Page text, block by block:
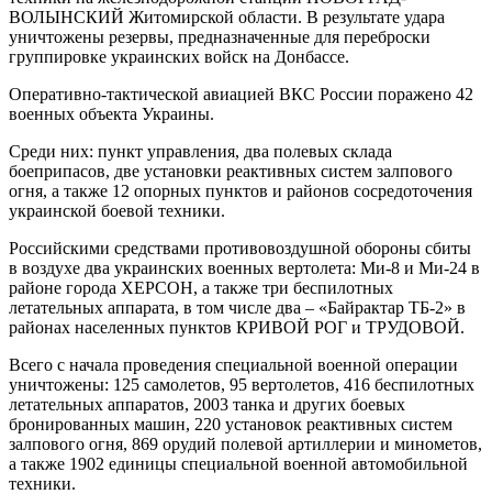
ВОЛЫНСКИЙ Житомирской области. В результате удара
уничтожены резервы, предназначенные для переброски
группировке украинских войск на Донбассе.
Оперативно-тактической авиацией ВКС России поражено 42
военных объекта Украины.
Среди них: пункт управления, два полевых склада
боеприпасов, две установки реактивных систем залпового
огня, а также 12 опорных пунктов и районов сосредоточения
украинской боевой техники.
Российскими средствами противовоздушной обороны сбиты
в воздухе два украинских военных вертолета: Ми-8 и Ми-24 в
районе города ХЕРСОН, а также три беспилотных
летательных аппарата, в том числе два – «Байрактар ТБ-2» в
районах населенных пунктов КРИВОЙ РОГ и ТРУДОВОЙ.
Всего с начала проведения специальной военной операции
уничтожены: 125 самолетов, 95 вертолетов, 416 беспилотных
летательных аппаратов, 2003 танка и других боевых
бронированных машин, 220 установок реактивных систем
залпового огня, 869 орудий полевой артиллерии и минометов,
а также 1902 единицы специальной военной автомобильной
техники.